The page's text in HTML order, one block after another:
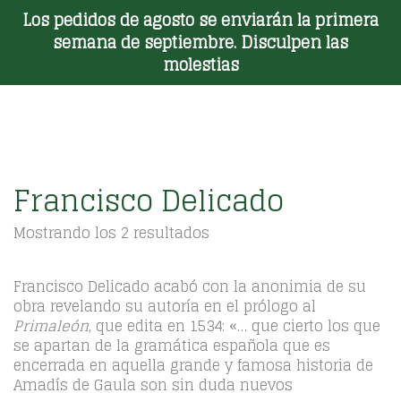
Los pedidos de agosto se enviarán la primera
semana de septiembre. Disculpen las
molestias
Toggle Menu
Francisco Delicado
Mostrando los 2 resultados
últimos
Francisco Delicado acabó con la anonimia de su
obra revelando su autoría en el prólogo al
Primaleón, que edita en 1534: «… que cierto los que
se apartan de la gramática española que es
encerrada en aquella grande y famosa historia de
Amadís de Gaula son sin duda nuevos